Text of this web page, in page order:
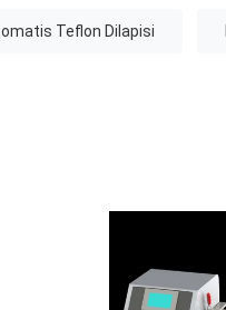
Teflon Dilapisi